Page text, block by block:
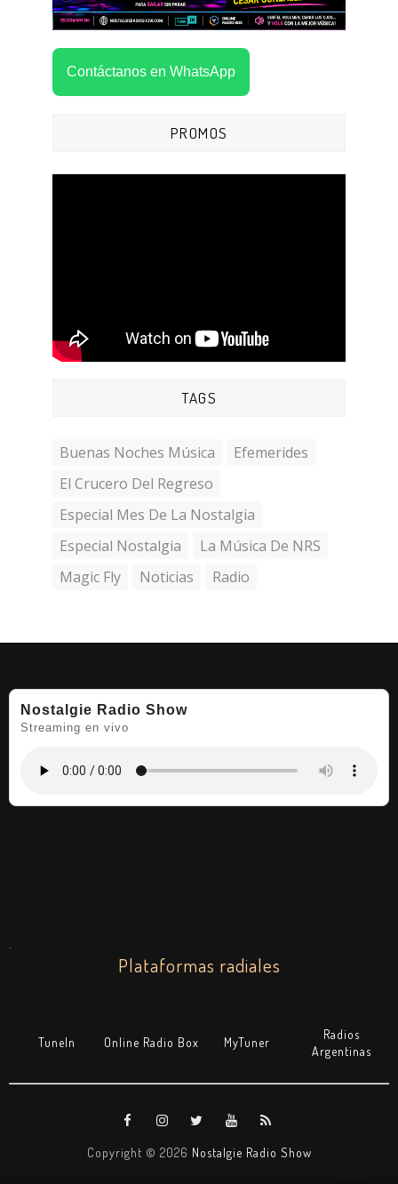
Contáctanos en WhatsApp
PROMOS
TAGS
Buenas Noches Música
Efemerides
El Crucero Del Regreso
Especial Mes De La Nostalgia
Especial Nostalgia
La Música De NRS
Magic Fly
Noticias Radio
Nostalgie Radio Show
Streaming en vivo
.
Plataformas radiales
TuneIn Online Radio Box MyTuner
Radios
Argentinas
Copyright © 2026 Nostalgie Radio Show